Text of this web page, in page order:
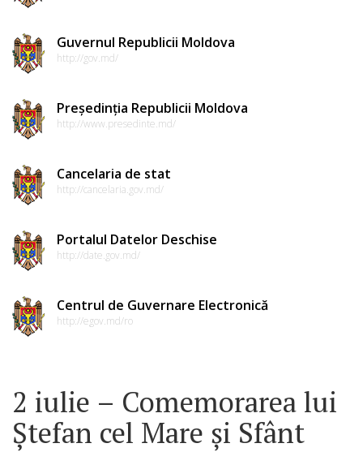
Guvernul Republicii Moldova
http://gov.md/
Președinția Republicii Moldova
http://www.presedinte.md/
Cancelaria de stat
http://cancelaria.gov.md/
Portalul Datelor Deschise
http://date.gov.md/
Centrul de Guvernare Electronică
http://egov.md/ro
2 iulie – Comemorarea lui
Ștefan cel Mare și Sfânt